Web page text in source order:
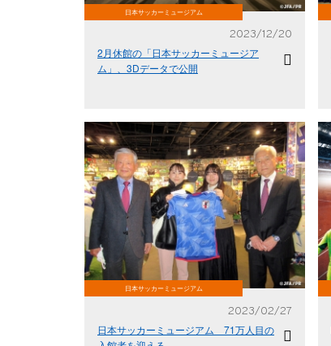
日本サッカーミュージアム
2023/12/20
2月休館の「日本サッカーミュージア
ム」、3Dデータで公開
日本サッカーミュージアム
2023/02/27
日本サッカーミュージアム 71万人目の